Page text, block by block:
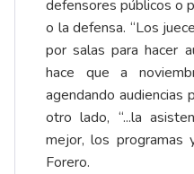
defensores públicos o
o la defensa. “Los
por salas para hacer
hace que a
agendando audiencias
otro lado, “...la
mejor, los programas
Forero.